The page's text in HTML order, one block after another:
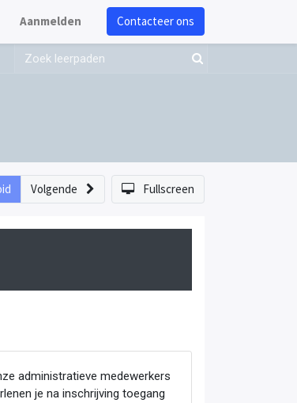
Aanmelden Contacteer ons
Volgende Fullscreen
administratieve medewerkers
je na inschrijving toegang